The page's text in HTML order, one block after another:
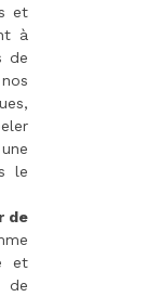
et
à
de
le
de
et